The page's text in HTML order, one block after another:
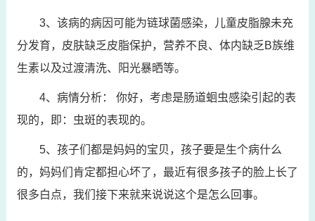
3、该病的病因可能为链球菌感染，儿童皮脂腺未充
分发育，皮肤缺乏皮脂保护，营养不良、体内缺乏B族维
生素以及过渡清洗、阳光暴晒等。
4、病情分析： 你好，考虑是肠道蛔虫感染引起的表
现的，即：虫斑的表现的。
5、孩子们都是妈妈的宝贝，孩子要是生个病什么
的，妈妈们肯定都担心坏了，最近有很多孩子的脸上长了
很多白点，我们接下来就来说说这个是怎么回事。